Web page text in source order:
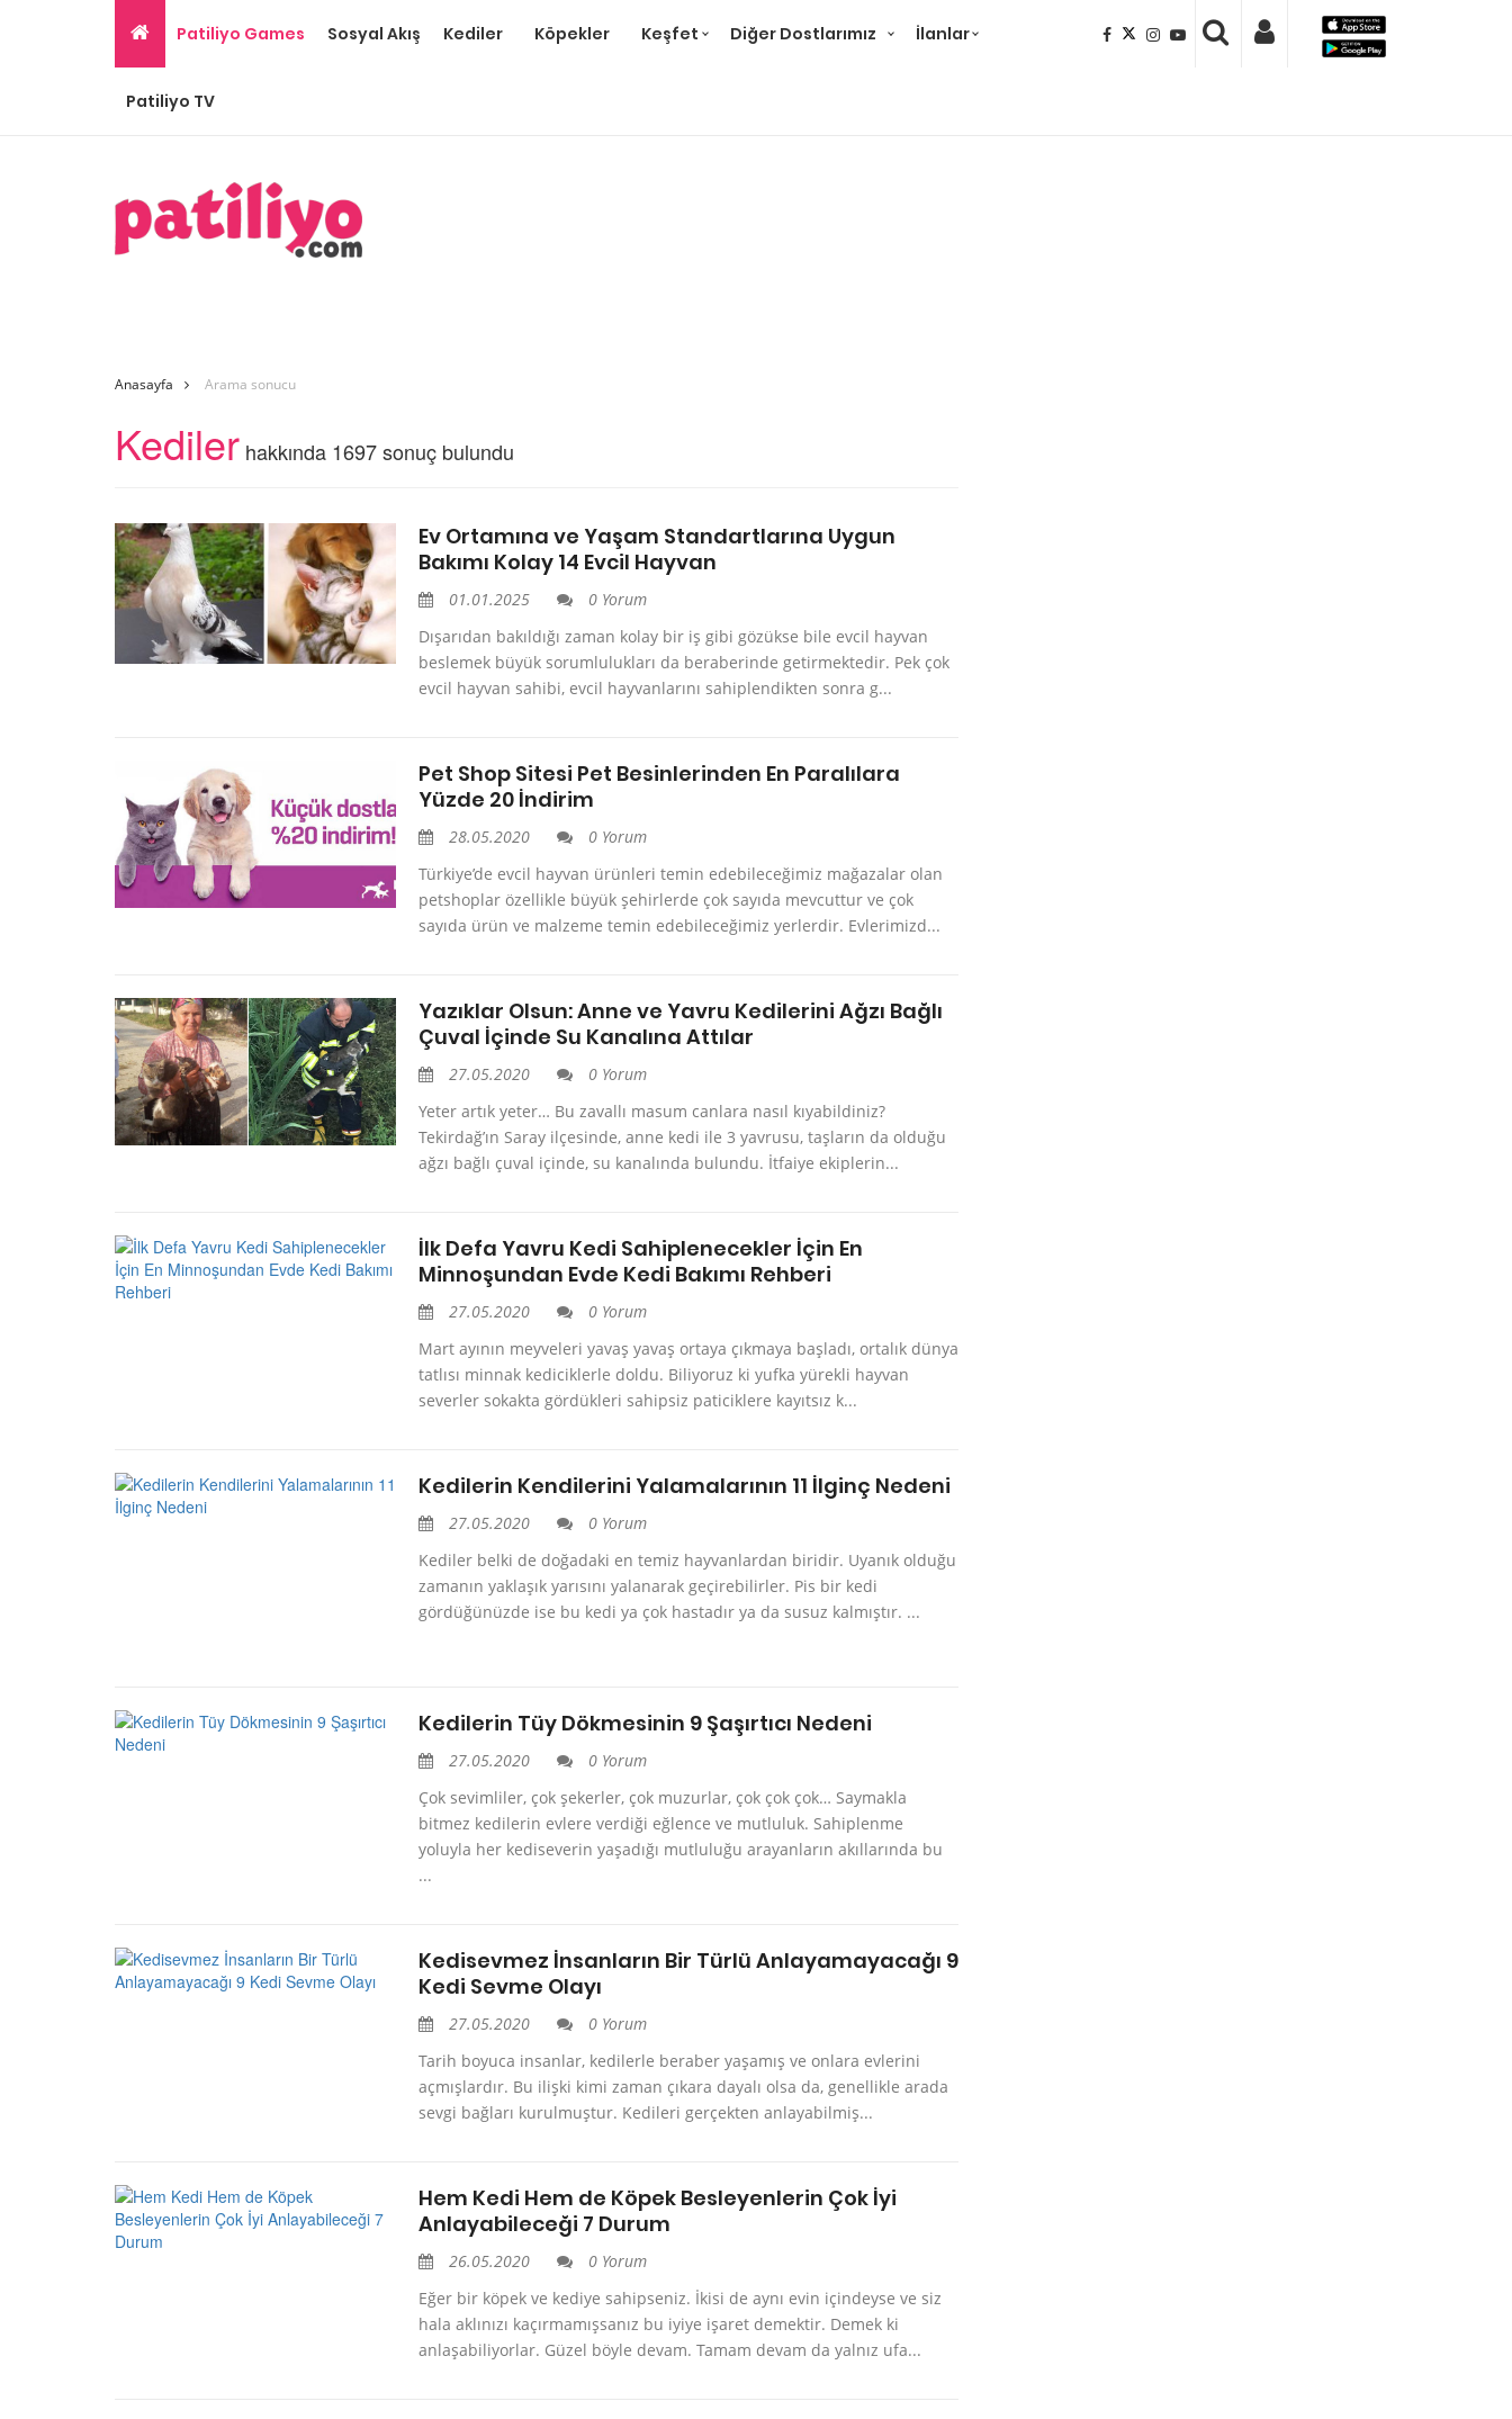
Patiliyo Games Sosyal Akış Kediler Köpekler Keşfet Diğer Dostlarımız İlanlar
Patiliyo TV
Anasayfa Arama sonucu
Kediler hakkında 1697 sonuç bulundu
Ev Ortamına ve Yaşam Standartlarına Uygun
Bakımı Kolay 14 Evcil Hayvan
01.01.2025
0 Yorum
Dışarıdan bakıldığı zaman kolay bir iş gibi gözükse bile evcil hayvan
beslemek büyük sorumlulukları da beraberinde getirmektedir. Pek çok
evcil hayvan sahibi, evcil hayvanlarını sahiplendikten sonra g...
Pet Shop Sitesi Pet Besinlerinden En Paralılara
Yüzde 20 İndirim
28.05.2020
0 Yorum
Türkiye’de evcil hayvan ürünleri temin edebileceğimiz mağazalar olan
petshoplar özellikle büyük şehirlerde çok sayıda mevcuttur ve çok
sayıda ürün ve malzeme temin edebileceğimiz yerlerdir. Evlerimizd...
Yazıklar Olsun: Anne ve Yavru Kedilerini Ağzı Bağlı
Çuval İçinde Su Kanalına Attılar
27.05.2020
0 Yorum
Yeter artık yeter… Bu zavallı masum canlara nasıl kıyabildiniz?
Tekirdağ’ın Saray ilçesinde, anne kedi ile 3 yavrusu, taşların da olduğu
ağzı bağlı çuval içinde, su kanalında bulundu. İtfaiye ekiplerin...
İlk Defa Yavru Kedi Sahiplenecekler İçin En
Minnoşundan Evde Kedi Bakımı Rehberi
27.05.2020
0 Yorum
Mart ayının meyveleri yavaş yavaş ortaya çıkmaya başladı, ortalık dünya
tatlısı minnak kediciklerle doldu. Biliyoruz ki yufka yürekli hayvan
severler sokakta gördükleri sahipsiz paticiklere kayıtsız k...
Kedilerin Kendilerini Yalamalarının 11 İlginç Nedeni
27.05.2020
0 Yorum
Kediler belki de doğadaki en temiz hayvanlardan biridir. Uyanık olduğu
zamanın yaklaşık yarısını yalanarak geçirebilirler. Pis bir kedi
gördüğünüzde ise bu kedi ya çok hastadır ya da susuz kalmıştır. ...
Kedilerin Tüy Dökmesinin 9 Şaşırtıcı Nedeni
27.05.2020
0 Yorum
Çok sevimliler, çok şekerler, çok muzurlar, çok çok çok… Saymakla
bitmez kedilerin evlere verdiği eğlence ve mutluluk. Sahiplenme
yoluyla her kediseverin yaşadığı mutluluğu arayanların akıllarında bu
...
Kedisevmez İnsanların Bir Türlü Anlayamayacağı 9
Kedi Sevme Olayı
27.05.2020
0 Yorum
Tarih boyuca insanlar, kedilerle beraber yaşamış ve onlara evlerini
açmışlardır. Bu ilişki kimi zaman çıkara dayalı olsa da, genellikle arada
sevgi bağları kurulmuştur. Kedileri gerçekten anlayabilmiş...
Hem Kedi Hem de Köpek Besleyenlerin Çok İyi
Anlayabileceği 7 Durum
26.05.2020
0 Yorum
Eğer bir köpek ve kediye sahipseniz. İkisi de aynı evin içindeyse ve siz
hala aklınızı kaçırmamışsanız bu iyiye işaret demektir. Demek ki
anlaşabiliyorlar. Güzel böyle devam. Tamam devam da yalnız ufa...